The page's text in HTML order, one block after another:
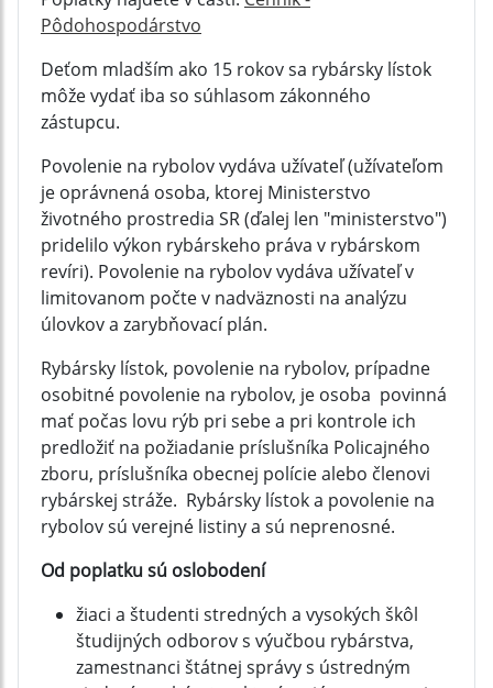
Pôdohospodárstvo
Deťom mladším ako 15 rokov sa rybársky lístok
môže vydať iba so súhlasom zákonného
zástupcu.
Povolenie na rybolov vydáva užívateľ (užívateľom
je oprávnená osoba, ktorej Ministerstvo
životného prostredia SR (ďalej len "ministerstvo")
pridelilo výkon rybárskeho práva v rybárskom
revíri). Povolenie na rybolov vydáva užívateľ v
limitovanom počte v nadväznosti na analýzu
úlovkov a zarybňovací plán.
Rybársky lístok, povolenie na rybolov, prípadne
osobitné povolenie na rybolov, je osoba povinná
mať počas lovu rýb pri sebe a pri kontrole ich
predložiť na požiadanie príslušníka Policajného
zboru, príslušníka obecnej polície alebo členovi
rybárskej stráže. Rybársky lístok a povolenie na
rybolov sú verejné listiny a sú neprenosné.
Od poplatku sú oslobodení
žiaci a študenti stredných a vysokých škôl
študijných odborov s výučbou rybárstva,
zamestnanci štátnej správy s ústredným